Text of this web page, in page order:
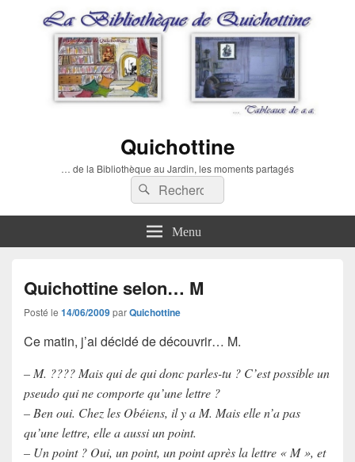
Quichottine
… de la Bibliothèque au Jardin, les moments partagés
Recherche :
Rechercher
Menu
Quichottine selon… M
Posté le 14/06/2009parQuichottine
Ce matin, j’ai décidé de découvrir… M.
– M. ???? Mais qui de qui donc parles-tu ? C’est possible un
pseudo qui ne comporte qu’une lettre ?
– Ben oui. Chez les Obéiens, il y a M. Mais elle n’a pas
qu’une lettre, elle a aussi un point.
– Un point ? Oui, un point, un point après la lettre « M », et